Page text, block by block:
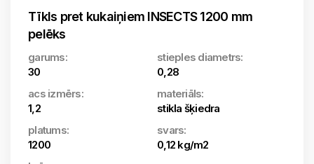
Tīkls pret kukaiņiem INSECTS 1200 mm
pelēks
garums:
30
stieples diametrs:
0,28
acs izmērs:
1,2
materiāls:
stikla šķiedra
platums:
1200
svars:
0,12 kg/m2